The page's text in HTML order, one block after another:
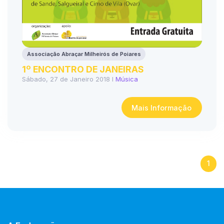
Associação Abraçar Milheirós de Poiares
1º ENCONTRO DE JANEIRAS
Sábado, 27 de Janeiro 2018 IMúsica
Mais Informação
1